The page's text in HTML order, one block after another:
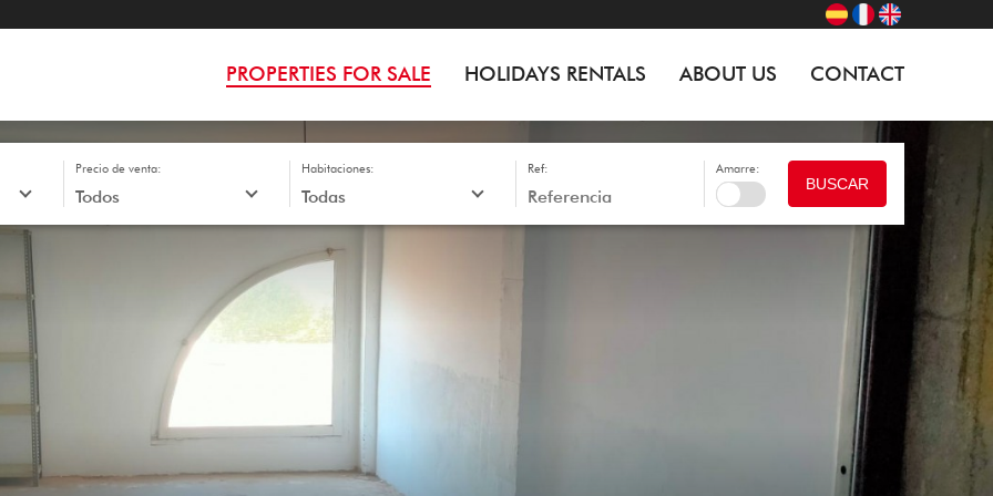
PROPERTIES FOR SALE HOLIDAYS RENTALS ABOUT US CONTACT
Precio de venta: Habitaciones: Ref: Amarre:
BUSCAR